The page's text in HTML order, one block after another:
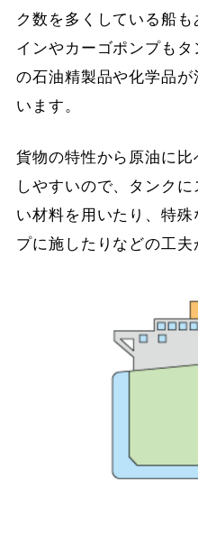
ク数を多くしている船
インやカーゴポンプも
の石油精製品や化学品
います。
貨物の特性から原油に
しやすいので、タンク
い材料を用いたり、特
プに施したりなどの工夫